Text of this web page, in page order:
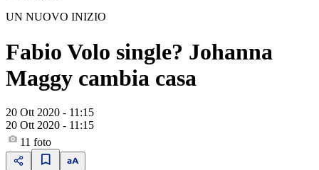
UN NUOVO INIZIO
Fabio Volo single? Johanna
Maggy cambia casa
20 Ott 2020 - 11:15
20 Ott 2020 - 11:15
11 foto